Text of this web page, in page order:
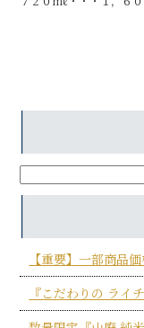
【重要】一部商品
『こだわりの ライ